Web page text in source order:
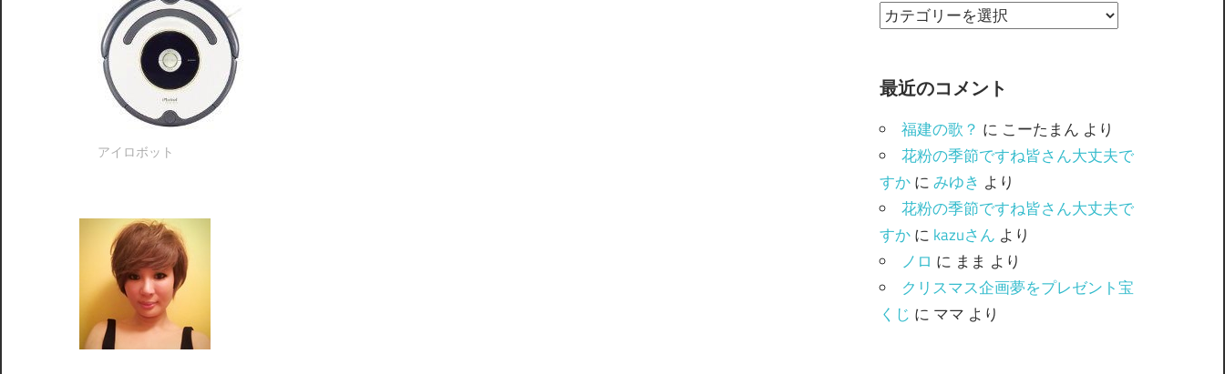
カ
リ
ー
最近のコメント
福建の歌？ に こーたまん より
花粉の季節ですね皆さん大丈夫で
すかにみゆき より
花粉の季節ですね皆さん大丈夫で
すかに kazuさん より
ノロ に まま より
クリスマス企画夢をプレゼント宝
くじ に ママ より